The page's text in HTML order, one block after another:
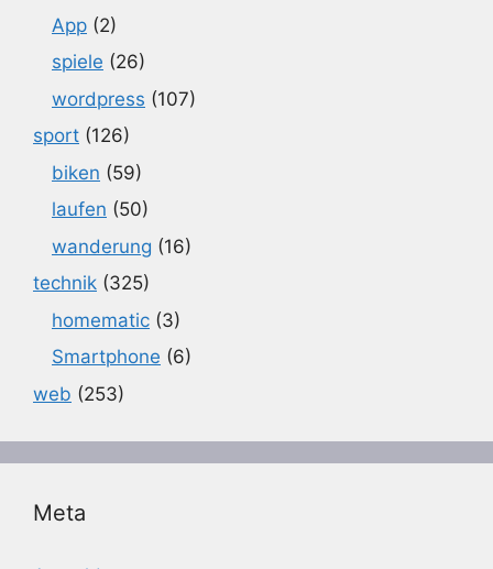
App (2)
spiele (26)
wordpress (107)
sport (126)
biken (59)
laufen (50)
wanderung (16)
technik (325)
homematic (3)
Smartphone (6)
web (253)
Meta